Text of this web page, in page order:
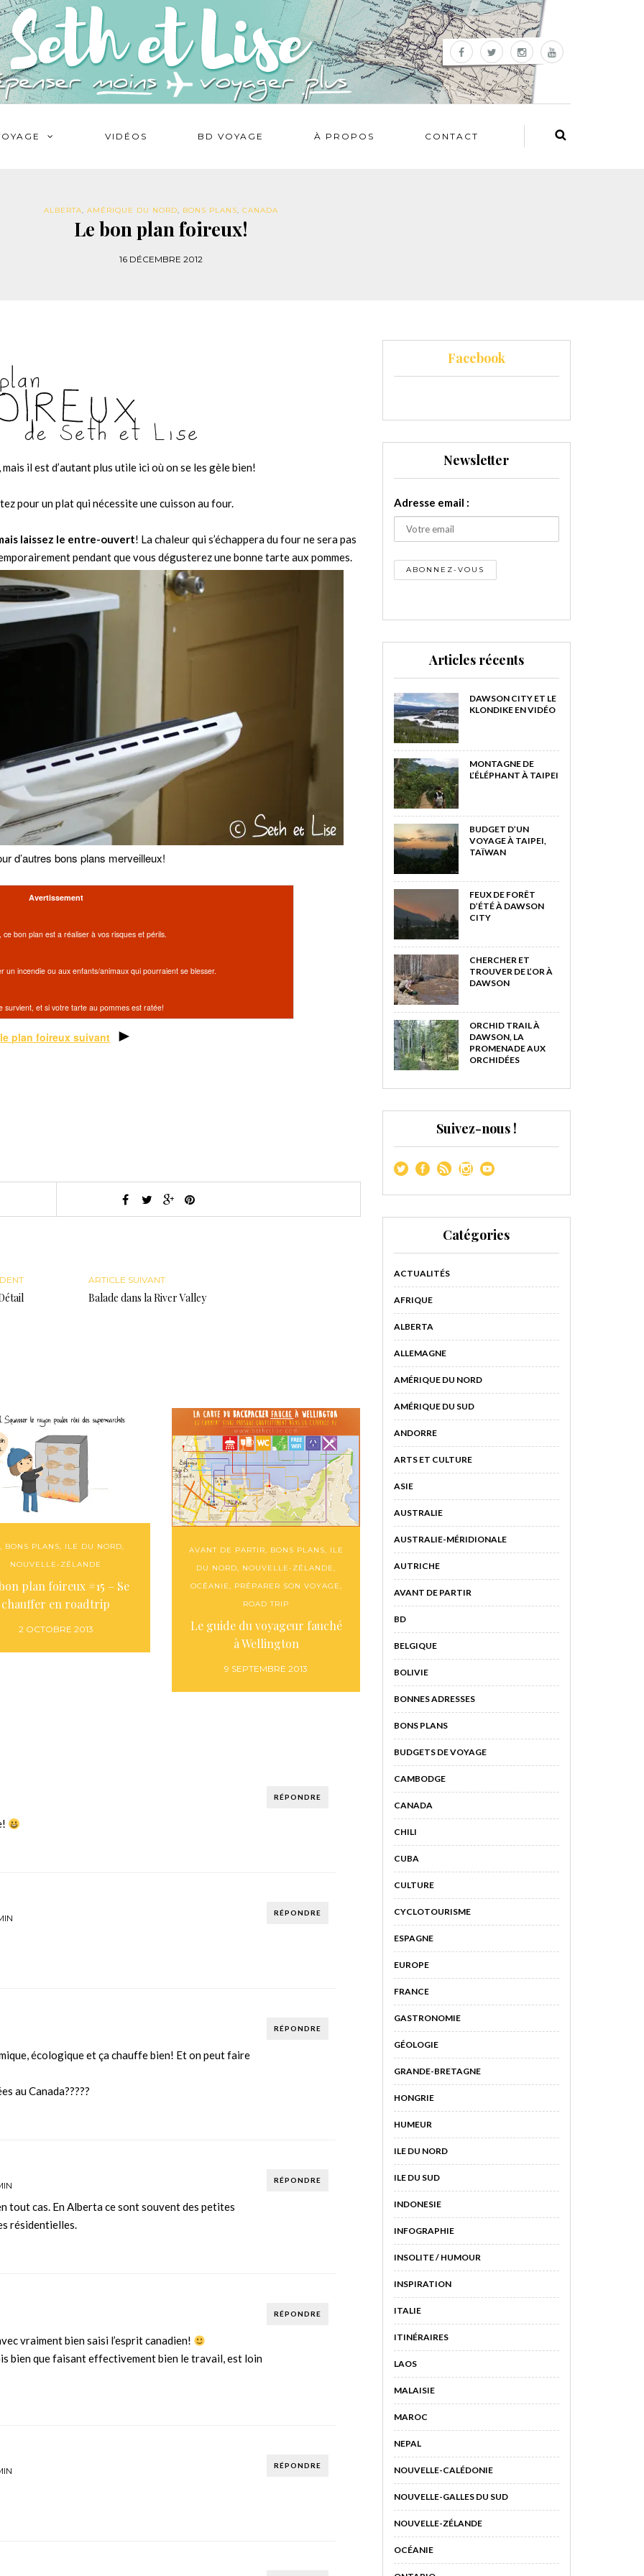
VIDÉOS BD VOYAGE À PROPOS CONTACT
ALBERTA, AMÉRIQUE DU NORD, BONS PLANS, CANADA
Le bon plan foireux!
16 DÉCEMBRE 2012
il est d’autant plus utile ici où on se les gèle bien!
pour un plat qui nécessite une cuisson au four.
laissez le entre-ouvert! La chaleur qui s’échappera du four ne sera pas
pendant que vous dégusterez une bonne tarte aux pommes.
d’autres bons plans merveilleux!
Avertissement
bon plan est a réaliser à vos risques et périls.
incendie ou aux enfants/animaux qui pourraient se blesser.
survient, et si votre tarte au pommes est ratée!
le plan foireux suivant ►
ARTICLE SUIVANT
Balade dans la River Valley
, BONS PLANS, ILE DU NORD,
NOUVELLE-ZÉLANDE
plan foireux #15 – Se
chauffer en roadtrip
2 OCTOBRE 2013
AVANT DE PARTIR, BONS PLANS, ILE
DU NORD, NOUVELLE-ZÉLANDE,
OCÉANIE, PRÉPARER SON VOYAGE,
ROAD TRIP
Le guide du voyageur fauché
à Wellington
9 SEPTEMBRE 2013
RÉPONDRE
RÉPONDRE
RÉPONDRE
écologique et ça chauffe bien! Et on peut faire
au Canada?????
RÉPONDRE
tout cas. En Alberta ce sont souvent des petites
résidentielles.
RÉPONDRE
vraiment bien saisi l’esprit canadien!
bien que faisant effectivement bien le travail, est loin
RÉPONDRE
Facebook
Newsletter
Adresse email :
Articles récents
DAWSON CITY ET LE
KLONDIKE EN VIDÉO
MONTAGNE DE
L’ÉLÉPHANT À TAIPEI
BUDGET D’UN
VOYAGE À TAIPEI,
TAÏWAN
FEUX DE FORÊT
D’ÉTÉ À DAWSON
CITY
CHERCHER ET
TROUVER DE L’OR À
DAWSON
ORCHID TRAIL À
DAWSON, LA
PROMENADE AUX
ORCHIDÉES
Suivez-nous !
Catégories
ACTUALITÉS
AFRIQUE
ALBERTA
ALLEMAGNE
AMÉRIQUE DU NORD
AMÉRIQUE DU SUD
ANDORRE
ARTS ET CULTURE
ASIE
AUSTRALIE
AUSTRALIE-MÉRIDIONALE
AUTRICHE
AVANT DE PARTIR
BD
BELGIQUE
BOLIVIE
BONNES ADRESSES
BONS PLANS
BUDGETS DE VOYAGE
CAMBODGE
CANADA
CHILI
CUBA
CULTURE
CYCLOTOURISME
ESPAGNE
EUROPE
FRANCE
GASTRONOMIE
GÉOLOGIE
GRANDE-BRETAGNE
HONGRIE
HUMEUR
ILE DU NORD
ILE DU SUD
INDONESIE
INFOGRAPHIE
INSOLITE / HUMOUR
INSPIRATION
ITALIE
ITINÉRAIRES
LAOS
MALAISIE
MAROC
NEPAL
NOUVELLE-CALÉDONIE
NOUVELLE-GALLES DU SUD
NOUVELLE-ZÉLANDE
OCÉANIE